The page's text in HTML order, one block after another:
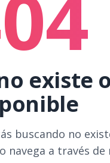
existe
buscando no
navega a través